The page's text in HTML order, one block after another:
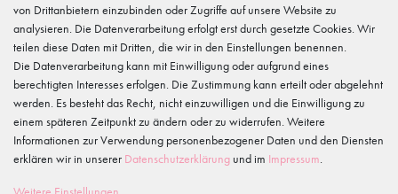
von Drittanbietern einzubinden oder Zugriffe auf unsere Website zu
analysieren. Die Datenverarbeitung erfolgt erst durch gesetzte Cookies. Wir
teilen diese Daten mit Dritten, die wir in den Einstellungen benennen.
Die Datenverarbeitung kann mit Einwilligung oder aufgrund eines
berechtigten Interesses erfolgen. Die Zustimmung kann erteilt oder abgelehnt
werden. Es besteht das Recht, nicht einzuwilligen und die Einwilligung zu
einem späteren Zeitpunkt zu ändern oder zu widerrufen. Weitere
Informationen zur Verwendung personenbezogener Daten und den Diensten
erklären wir in unserer Daten­schutz­erklärung und im Impressum.